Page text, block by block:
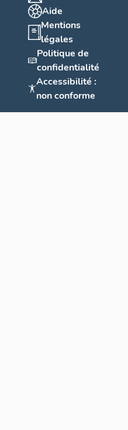
Aide
Mentions
légales
Politique de
confidentialité
Accessibilité :
non conforme